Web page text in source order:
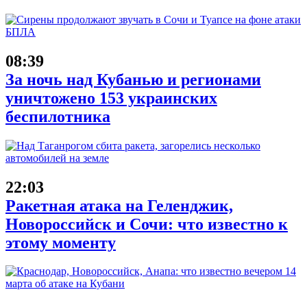
08:39
За ночь над Кубанью и регионами
уничтожено 153 украинских
беспилотника
22:03
Ракетная атака на Геленджик,
Новороссийск и Сочи: что известно к
этому моменту